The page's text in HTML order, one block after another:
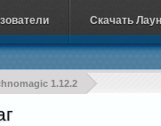
1.12.2
Скачать